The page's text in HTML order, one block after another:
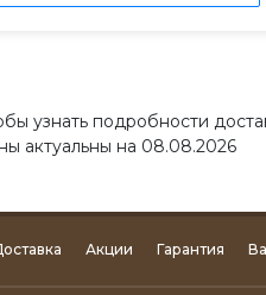
узнать подробности
актуальны на 08.08.2026
Акции Гарантия